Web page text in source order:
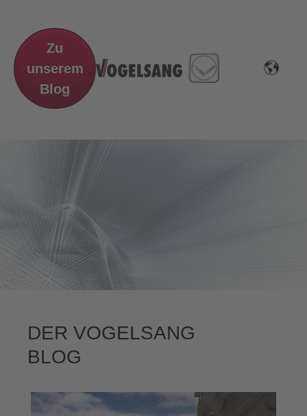
Zu
unserem
Blog
DER VOGELSANG
BLOG